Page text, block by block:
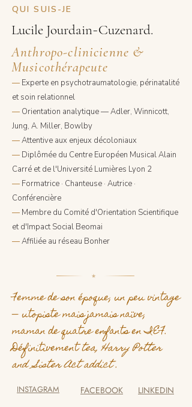
Lucile Jourdain-Cuzenard.
Anthropo-clinicienne &
Musicothérapeute
QUI SUIS-JE
— Experte en psychotraumatologie, périnatalité
et soin relationnel
— Orientation analytique — Adler, Winnicott,
Jung, A. Miller, Bowlby
—Attentive aux enjeux décoloniaux
— Diplômée du Centre Européen Musical Alain
Carré et de l'Université Lumières Lyon 2
— Formatrice · Chanteuse · Autrice ·
Conférencière
— Membre du Comité d'Orientation Scientifique
et d'Impact Social Beomai
—Affiliée au réseau Bonher
Femme de son époque, un peu vintage
— utopiste mais jamais naïve,
maman de quatre enfants en IEF.
Définitivementtea, Harry Potter
and Sister Act addict.
INSTAGRAM FACEBOOK LINKEDIN